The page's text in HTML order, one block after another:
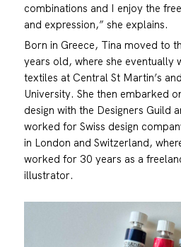
combinations and I enjoy the
and expression,” she explains.
Born in Greece, Tina moved to
years old, where she eventually
textiles at Central St Martin’s
University. She then embarked
design with the Designers Guild
worked for Swiss design
in London and Switzerland,
worked for 30 years as a
illustrator.